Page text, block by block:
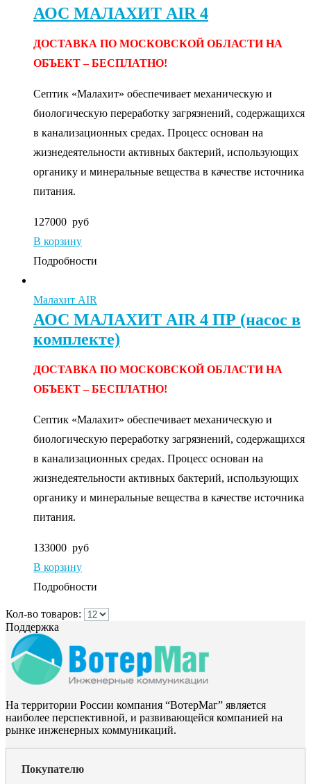
АОС МАЛАХИТ AIR 4
ДОСТАВКА ПО МОСКОВСКОЙ ОБЛАСТИ НА
ОБЪЕКТ – БЕСПЛАТНО!
Септик «Малахит» обеспечивает механическую и
биологическую переработку загрязнений, содержащихся
в канализационных средах. Процесс основан на
жизнедеятельности активных бактерий, использующих
органику и минеральные вещества в качестве источника
питания.
127000 руб
В корзину
Подробности
Малахит AIR
АОС МАЛАХИТ AIR 4 ПР (насос в
комплекте)
ДОСТАВКА ПО МОСКОВСКОЙ ОБЛАСТИ НА
ОБЪЕКТ – БЕСПЛАТНО!
Септик «Малахит» обеспечивает механическую и
биологическую переработку загрязнений, содержащихся
в канализационных средах. Процесс основан на
жизнедеятельности активных бактерий, использующих
органику и минеральные вещества в качестве источника
питания.
133000 руб
В корзину
Подробности
Кол-во товаров:
Поддержка
На территории России компания “ВотерМаг” является
наиболее перспективной, и развивающейся компанией на
рынке инженерных коммуникаций.
Покупателю